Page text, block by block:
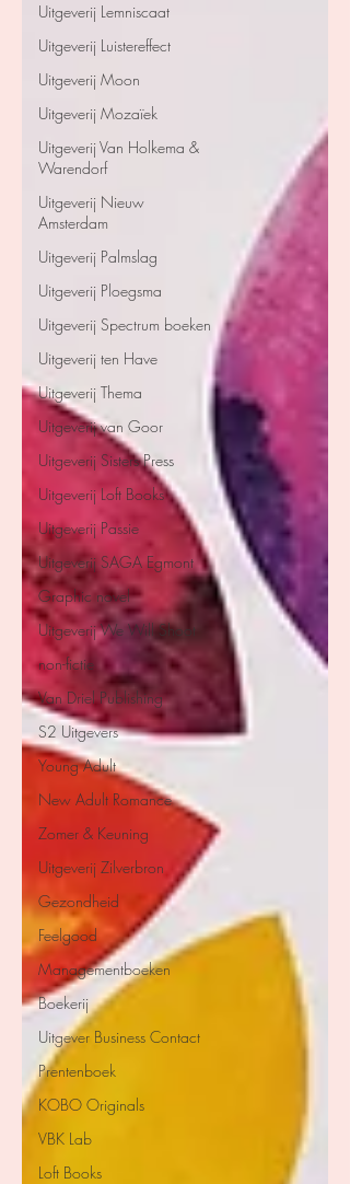
Uitgeverij Lemniscaat
Uitgeverij Luistereffect
Uitgeverij Moon
Uitgeverij Mozaïek
Uitgeverij Van Holkema &
Warendorf
Uitgeverij Nieuw
Amsterdam
Uitgeverij Palmslag
Uitgeverij Ploegsma
Uitgeverij Spectrum boeken
Uitgeverij ten Have
Uitgeverij Thema
Uitgeverij van Goor
Uitgeverij Sisters Press
Uitgeverij Loft Books
Uitgeverij Passie
Uitgeverij SAGA Egmont
Graphic novel
Uitgeverij We Will Shoot
non-fictie
Van Driel Publishing
S2 Uitgevers
Young Adult
New Adult Romance
Zomer & Keuning
Uitgeverij Zilverbron
Gezondheid
Feelgood
Managementboeken
Boekerij
Uitgever Business Contact
Prentenboek
KOBO Originals
VBK Lab
Loft Books